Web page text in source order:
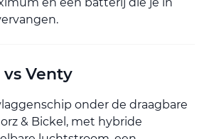
Venty
onder de draagbare
& Bickel, met hybride